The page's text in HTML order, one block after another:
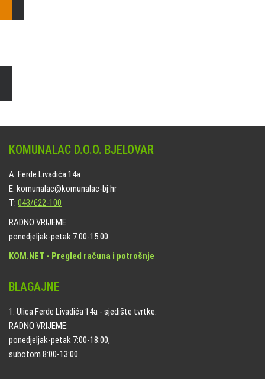
KOMUNALAC D.O.O. BJELOVAR
A: Ferde Livadića 14a
E: komunalac@komunalac-bj.hr
T: 043/622-100
RADNO VRIJEME:
ponedjeljak-petak 7:00-15:00
KOM.NET - Pregled računa i potrošnje
BLAGAJNE
1. Ulica Ferde Livadića 14a - sjedište tvrtke:
RADNO VRIJEME:
ponedjeljak-petak 7:00-18:00,
subotom 8:00-13:00